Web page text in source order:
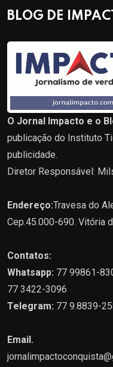
BLOG DE
O Jornal Impacto e o
publicação do Instituto
publicidade.
Diretor Responsável:
Endereço:Travesa do
Cep.45.000-690. Vitória
Contatos:
Whatsapp: 77 99861-
77 3422-3096
Telegram: 77 9.8839-
Email.